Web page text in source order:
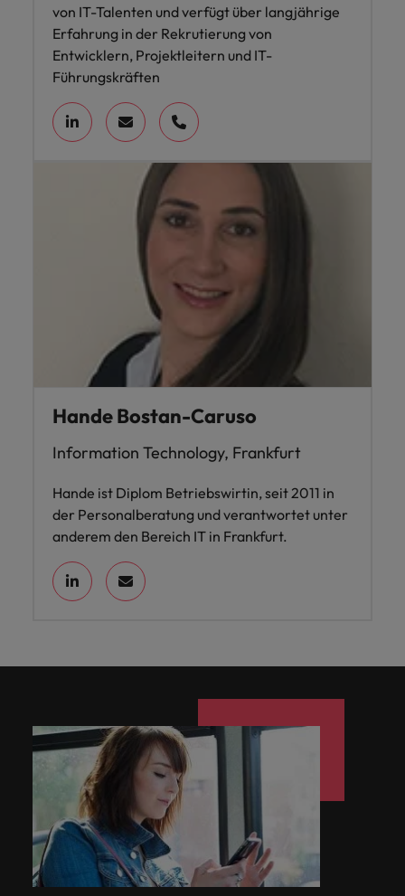
von IT-Talenten und verfügt über langjährige
Erfahrung in der Rekrutierung von
Entwicklern, Projektleitern und IT-
Führungskräften
Hande Bostan-Caruso
Information Technology, Frankfurt
Hande ist Diplom Betriebswirtin, seit 2011 in
der Personalberatung und verantwortet unter
anderem den Bereich IT in Frankfurt.